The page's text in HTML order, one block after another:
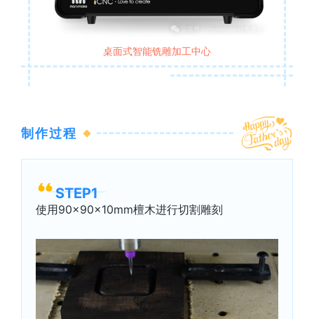
桌面式智能铣雕加工中心
制作过程
STEP1
使用90×90×10mm檀木进行切割雕刻